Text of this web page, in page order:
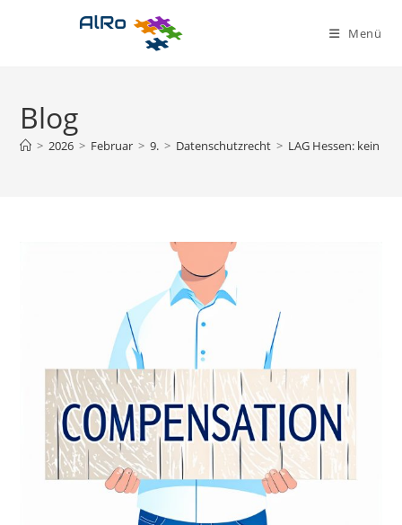
Menü
Blog
> 2026 > Februar > 9. > Datenschutzrecht > LAG Hessen: kein